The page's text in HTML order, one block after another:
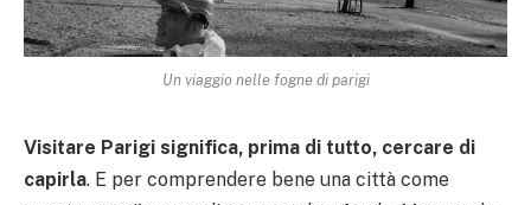
Un viaggio nelle fogne di parigi
Visitare Parigi significa, prima di tutto, cercare di
capirla. E per comprendere bene una città come